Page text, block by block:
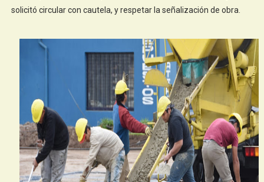
solicitó circular con cautela, y respetar la señalización de obra.